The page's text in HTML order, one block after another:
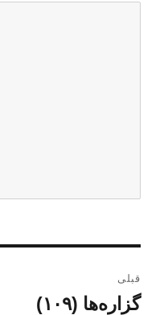
ا
قبلی
نگزاره‌ها (۱۰۹)